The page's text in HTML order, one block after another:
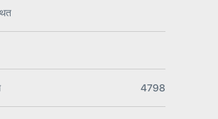
4798